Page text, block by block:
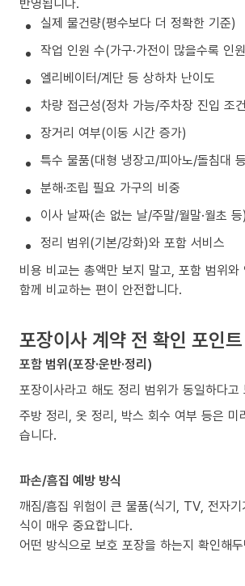
실제 물건량(평수보다 더 정확한 기준)
작업 인원 수(가구·가전이 많을수록 인
엘리베이터/계단 등 상하차 난이도
차량 접근성(정차 가능/주차장 진입 조
장거리 여부(이동 시간 증가)
특수 물품(대형 냉장고/피아노/돌침대
분해·조립 필요 가구의 비중
이사 날짜(손 없는 날/주말/월말·월초
정리 범위(기본/강화)와 포함 서비스
비용 비교는 총액만 보지 말고, 포함 범위와
함께 비교하는 편이 안전합니다.
포장이사 계약 전 확인 포인트
포함 범위(포장·운반·정리)
포장이사라고 해도 정리 범위가 동일하다고
주방 정리, 옷 정리, 박스 회수 여부 등은 미
습니다.
파손/흠집 예방 방식
깨짐/흠집 위험이 큰 물품(식기, TV, 전자
식이 매우 중요합니다.
어떤 방식으로 보호 포장을 하는지 확인해